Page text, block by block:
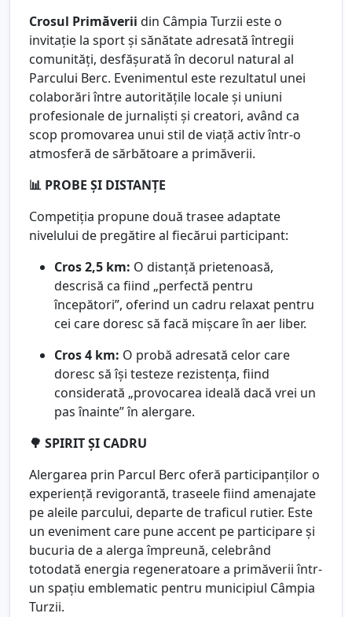
Crosul Primăverii din Câmpia Turzii este o
invitație la sport și sănătate adresată întregii
comunități, desfășurată în decorul natural al
Parcului Berc. Evenimentul este rezultatul unei
colaborări între autoritățile locale și uniuni
profesionale de jurnaliști și creatori, având ca
scop promovarea unui stil de viață activ într-o
atmosferă de sărbătoare a primăverii.
📊 PROBE ȘI DISTANȚE
Competiția propune două trasee adaptate
nivelului de pregătire al fiecărui participant:
Cros 2,5 km: O distanță prietenoasă,
descrisă ca fiind „perfectă pentru
începători”, oferind un cadru relaxat pentru
cei care doresc să facă mișcare în aer liber.
Cros 4 km: O probă adresată celor care
doresc să își testeze rezistența, fiind
considerată „provocarea ideală dacă vrei un
pas înainte” în alergare.
🌳 SPIRIT ȘI CADRU
Alergarea prin Parcul Berc oferă participanților o
experiență revigorantă, traseele fiind amenajate
pe aleile parcului, departe de traficul rutier. Este
un eveniment care pune accent pe participare și
bucuria de a alerga împreună, celebrând
totodată energia regeneratoare a primăverii într-
un spațiu emblematic pentru municipiul Câmpia
Turzii.